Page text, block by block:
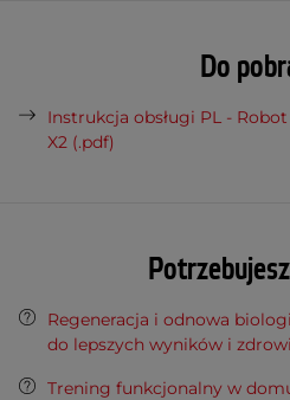
Do
Instrukcja obsługi PL -
X2 (.pdf)
Regeneracja i odnowa
do lepszych wyników i
Trening funkcjonalny w